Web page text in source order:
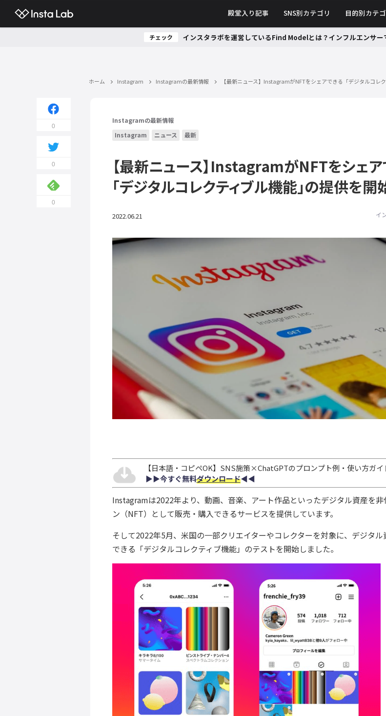
殿堂入り記事 SNS別カテゴリ 目的別カテ
チェック インスタラボを運営しているFind Modelとは？インフルエンサ
ホーム Instagram Instagramの最新情報 【最新ニュース】InstagramがNFTをシェアできる「デジタルコレ
0
0
0
Instagramの最新情報
Instagram
ニュース 最新
【最新ニュース】InstagramがNFTをシェア
「デジタルコレクティブル機能」の提供を開
2022.06.21 イ
【日本語・コピペOK】SNS施策×ChatGPTのプロンプト例・使い方ガイ
▶︎▶︎今すぐ無料ダウンロード◀︎◀︎
Instagramは2022年より、動画、音楽、アート作品といったデジタル資産を非
ン（NFT）として販売・購入できるサービスを提供しています。
そして2022年5月、米国の一部クリエイターやコレクターを対象に、デジタル
できる「デジタルコレクティブ機能」のテストを開始しました。